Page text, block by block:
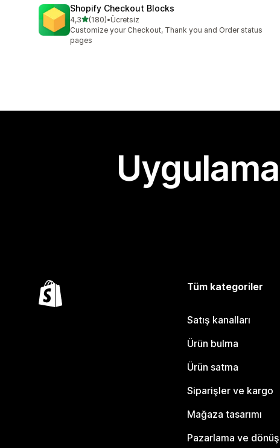
Shopify Checkout Blocks
4,35 yıldız üzerinden
(180)
toplam 180 değerlendirme
•Ücretsiz
Customize your Checkout, Thank you and Order status
pages
Tüm kategoriler
Satış kanalları
Ürün bulma
Ürün satma
Siparişler ve kargo
Mağaza tasarımı
Pazarlama ve